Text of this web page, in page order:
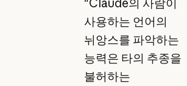
"Claude의 사람이
사용하는 언어의
뉘앙스를 파악하는
능력은 타의 추종을
불허하는